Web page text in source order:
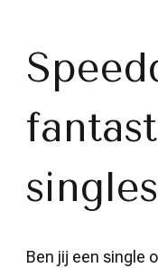
singles
Ben jij een single